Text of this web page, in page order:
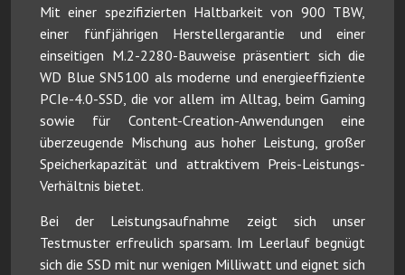
Mit einer spezifizierten Haltbarkeit von 900 TBW,
einer fünfjährigen Herstellergarantie und einer
einseitigen M.2-2280-Bauweise präsentiert sich die
WD Blue SN5100 als moderne und energieeffiziente
PCIe-4.0-SSD, die vor allem im Alltag, beim Gaming
sowie für Content-Creation-Anwendungen eine
überzeugende Mischung aus hoher Leistung, großer
Speicherkapazität und attraktivem Preis-Leistungs-
Verhältnis bietet.
Bei der Leistungsaufnahme zeigt sich unser
Testmuster erfreulich sparsam. Im Leerlauf begnügt
sich die SSD mit nur wenigen Milliwatt und eignet sich